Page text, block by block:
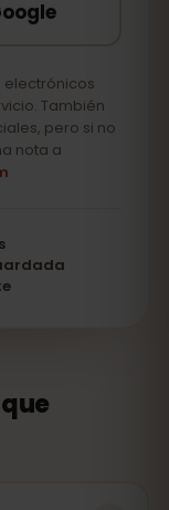
electrónicos
También
pero si no
nota a